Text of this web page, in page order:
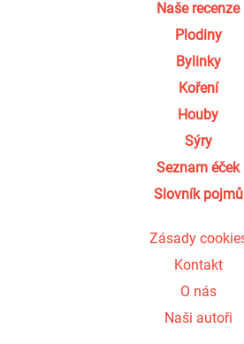
Naše recenze
Plodiny
Bylinky
Koření
Houby
Sýry
Seznam éček
Slovník pojmů
Zásady
Kontakt
O nás
Naši autoři